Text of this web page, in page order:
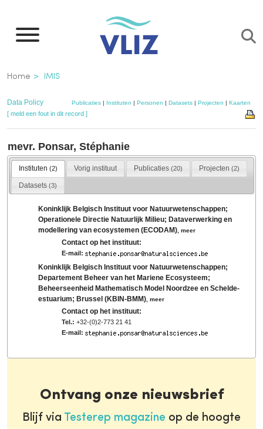
naar
inhoud
gaan
Kruimelpad
Home IMIS
Data Policy Publicaties| Instituten | Personen | Datasets| Projecten | Kaarten
[ meld een fout in dit record ]
mevr. Ponsar, Stéphanie
Instituten (2) Vorig instituut Publicaties (20) Projecten (2)
Datasets (3)
Koninklijk Belgisch Instituut voor Natuurwetenschappen;
Operationele Directie Natuurlijk Milieu; Dataverwerking en
modellering van ecosystemen (ECODAM) ,meer
Contact op het instituut:
E-mail:
Koninklijk Belgisch Instituut voor Natuurwetenschappen;
Departement Beheer van het Mariene Ecosysteem;
Beheerseenheid Mathematisch Model Noordzee en Schelde-
estuarium; Brussel (KBIN-BMM) ,meer
Contact op het instituut:
Tel.: +32-(0)2-773 21 41
E-mail:
Ontvang onze nieuwsbrief
Blijf via Testerep magazine op de hoogte